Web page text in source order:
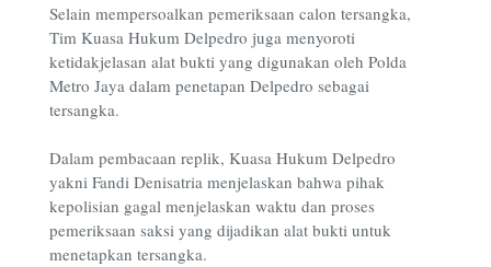
Selain mempersoalkan pemeriksaan calon tersangka,
Tim Kuasa Hukum Delpedro juga menyoroti
ketidakjelasan alat bukti yang digunakan oleh Polda
Metro Jaya dalam penetapan Delpedro sebagai
tersangka.
Dalam pembacaan replik, Kuasa Hukum Delpedro
yakni Fandi Denisatria menjelaskan bahwa pihak
kepolisian gagal menjelaskan waktu dan proses
pemeriksaan saksi yang dijadikan alat bukti untuk
menetapkan tersangka.